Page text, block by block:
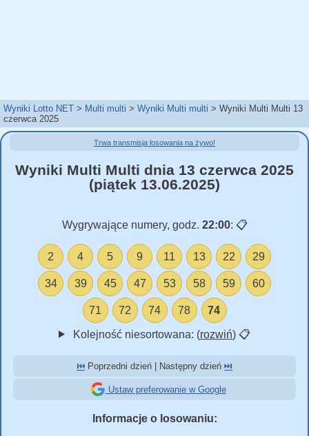
Wyniki Lotto NET Multi multi Wyniki Multi multi
Wyniki Multi Multi 13
czerwca 2025
Trwa transmisja losowania na żywo!
Wyniki Multi Multi dnia 13 czerwca 2025
(piątek 13.06.2025)
Wygrywające numery, godz. 22:00: 📋
2 4 5 9 11 13 22 29
34 39 45 47 53 58 59 60
71 72 74 78 74
Kolejność niesortowana: (rozwiń) 📋
⏮️ Poprzedni dzień | Następny dzień ⏭️
Ustaw preferowanie w Google
Informacje o losowaniu: